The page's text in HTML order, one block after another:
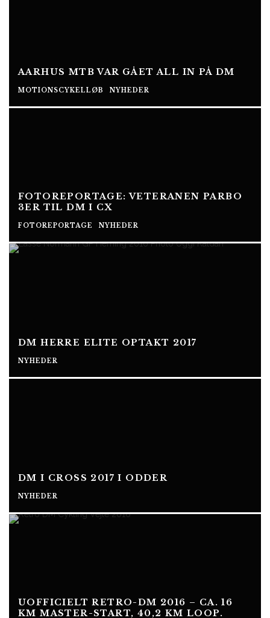
AARHUS MTB VAR GÅET ALL IN PÅ DM
MOTIONSCYKELLØB NYHEDER
FOTOREPORTAGE: VETERANEN PARBO
3ER TIL DM I CX
FOTOREPORTAGE NYHEDER
DM HERRE ELITE OPTAKT 2017
NYHEDER
DM I CROSS 2017 I ODDER
NYHEDER
UOFFICIELT RETRO-DM 2016 – CA. 16
KM MASTER-START, 40,2 KM LOOP.